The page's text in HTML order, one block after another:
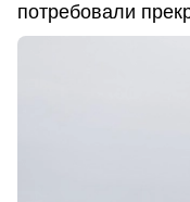
потребовали